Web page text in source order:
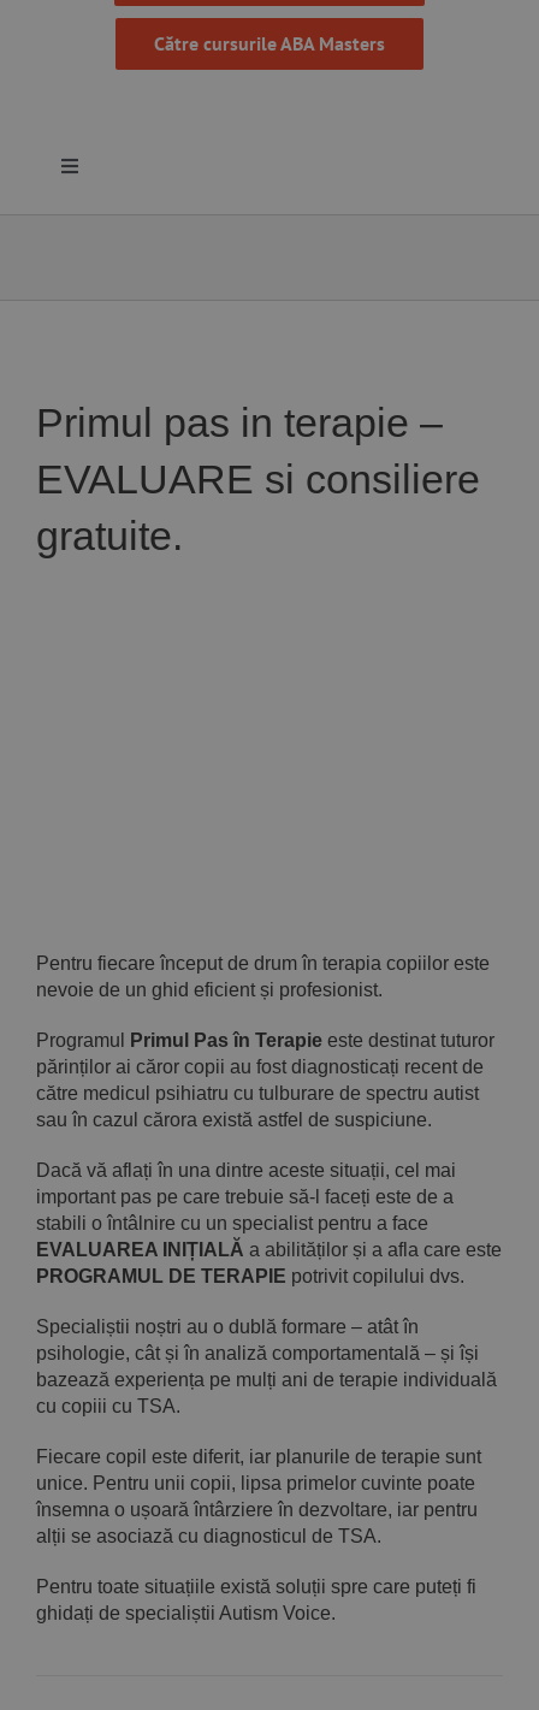
Către cursurile ABA Masters
Toggle
Proiecte
Implică-te
Primul pas in terapie –
EVALUARE si consiliere
gratuite.
Pentru fiecare început de drum în terapia copiilor este
nevoie de un ghid eficient și profesionist.
Programul Primul Pas în Terapie este destinat tuturor
părinților ai căror copii au fost diagnosticați recent de
către medicul psihiatru cu tulburare de spectru autist
sau în cazul cărora există astfel de suspiciune.
Dacă vă aflați în una dintre aceste situații, cel mai
important pas pe care trebuie să-l faceți este de a
stabili o întâlnire cu un specialist pentru a face
EVALUAREA INIȚIALĂ a abilităților și a afla care este
PROGRAMUL DE TERAPIE potrivit copilului dvs.
Specialiștii noștri au o dublă formare – atât în
psihologie, cât și în analiză comportamentală – și își
bazează experiența pe mulți ani de terapie individuală
cu copiii cu TSA.
Fiecare copil este diferit, iar planurile de terapie sunt
unice. Pentru unii copii, lipsa primelor cuvinte poate
însemna o ușoară întârziere în dezvoltare, iar pentru
alții se asociază cu diagnosticul de TSA.
Pentru toate situațiile există soluții spre care puteți fi
ghidați de specialiștii Autism Voice.